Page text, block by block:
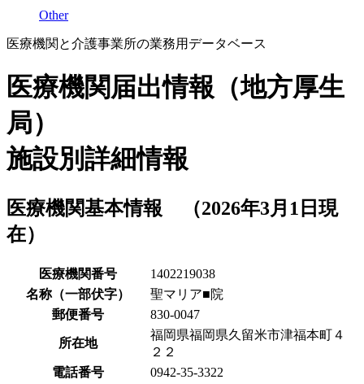
Other
医療機関と介護事業所の業務用データベース
医療機関届出情報（地方厚生
局）
施設別詳細情報
医療機関基本情報 （2026年3月1日現
在）
医療機関番号
1402219038
名称（一部伏字）
聖マリア■院
郵便番号
830-0047
所在地
福岡県福岡県久留米市津福本町４
２２
電話番号
0942-35-3322